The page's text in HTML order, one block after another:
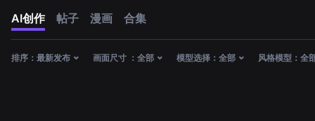
AI创作 帖子 漫画 合集
排序： 最新发布 画面尺寸 ： 全部 模型选择： 全部 风格模型： 全